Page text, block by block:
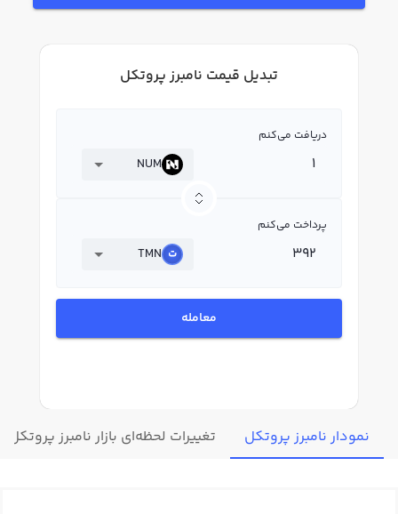
تبدیل قیمت نامبرز پروتکل
دریافت می‌کنم
NUM
پرداخت می‌کنم
TMN
معامله
نمودار نامبرز پروتکل تغییرات لحظه‌ای بازار نامبرز پروتکل